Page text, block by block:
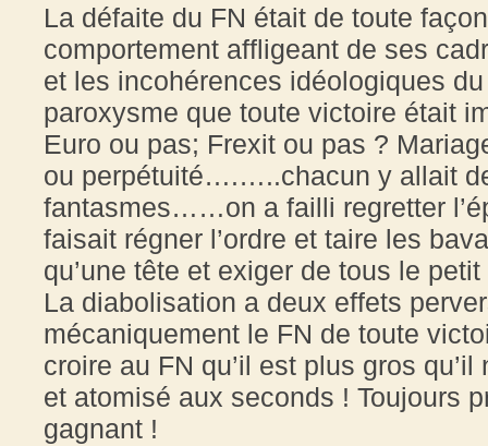
La défaite du FN était de toute
comportement affligeant de ses
et les incohérences idéologiques
paroxysme que toute victoire était
Euro ou pas; Frexit ou pas ?
ou perpétuité….…..chacun y allait
fantasmes……on a failli regretter
faisait régner l’ordre et taire les
qu’une tête et exiger de tous le
La diabolisation a deux effets
mécaniquement le FN de toute
croire au FN qu’il est plus gros
et atomisé aux seconds ! Toujours
gagnant !